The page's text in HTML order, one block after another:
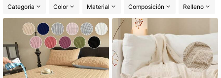
Categoría
Color Material Composición Relleno